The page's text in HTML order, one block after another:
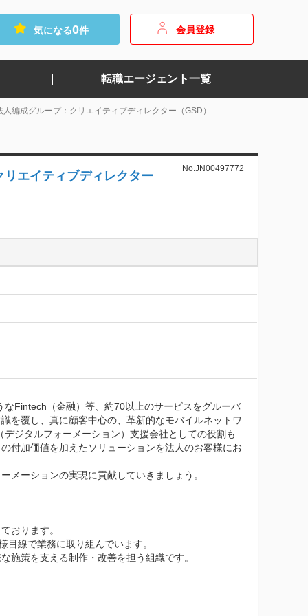
気になる0件 会員登録
転職エージェント一覧
成グループ：クリエイティブディレクター（GSD）
エイティブディレクター
No.JN00497772
Fintech（金融）等、約70以上のサービスをグルーバ
を覆し、真に顧客中心の、革新的なモバイルネットワ
ジタルフォーメーション）支援会社としての役割も
付加価値を加えたソリューションを法人のお客様にお
メーションの実現に貢献していきましょう。
おります。
目線で業務に取り組んでいます。
施策を支える制作・改善を担う組織です。